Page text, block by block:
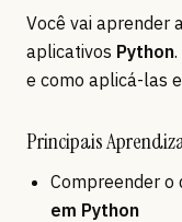
Você vai aprender
aplicativos Python
e como aplicá-las
Principais
Compreender o
em Python